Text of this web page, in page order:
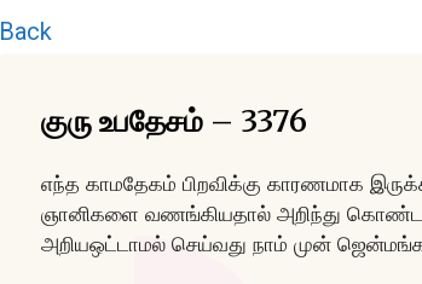
Back
குரு உபதேசம் – 3376
எந்த காமதேகம் பிறவிக்கு காரணமாக
ஞானிகளை வணங்கியதால் அறிந்து கொண்ட
அறியஒட்டாமல் செய்வது நாம் முன்